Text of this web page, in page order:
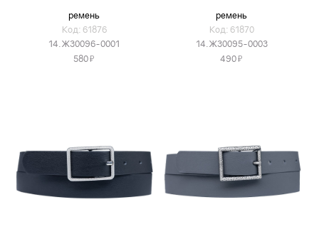
ремень
Код: 61876
14.Ж30096-0001
580Я
ремень
Код: 61870
14.Ж30095-0003
490Я